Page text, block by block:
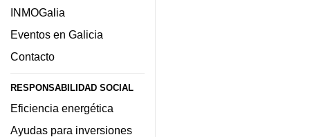
INMOGalia
Eventos en Galicia
Contacto
RESPONSABILIDAD SOCIAL
Eficiencia energética
Ayudas para inversiones